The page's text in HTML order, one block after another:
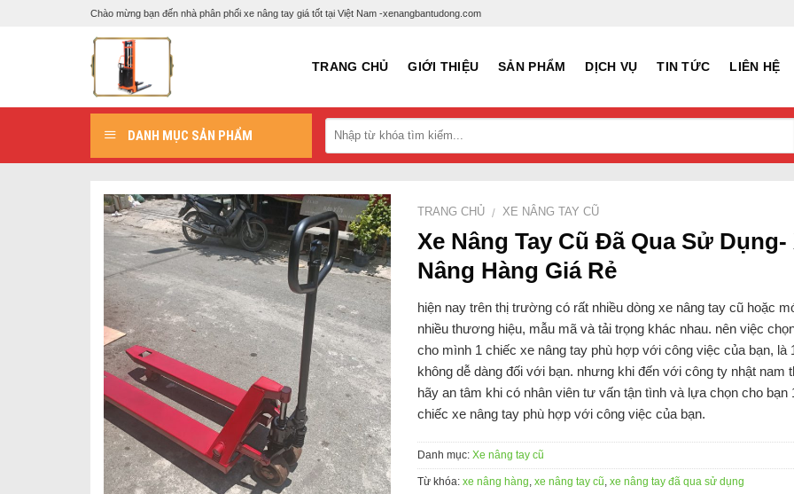
Chào mừng bạn đến nhà phân phối xe nâng tay giá tốt tại Việt Nam -xenangbantudong.com
TRANG CHỦ GIỚI THIỆU SẢN PHẨM DỊCH VỤ TIN TỨC LIÊN HỆ
DANH MỤC SẢN PHẨM
TRANG CHỦ / XE NÂNG TAY CŨ
Xe Nâng Tay Cũ Đã Qua Sử Dụng-
Nâng Hàng Giá Rẻ
hiện nay trên thị trường có rất nhiều dòng xe nâng tay cũ hoặc
nhiều thương hiệu, mẫu mã và tải trọng khác nhau. nên việc
cho mình 1 chiếc xe nâng tay phù hợp với công việc của bạn, là
không dễ dàng đối với bạn. nhưng khi đến với công ty nhật nam
hãy an tâm khi có nhân viên tư vấn tận tình và lựa chọn cho bạn
chiếc xe nâng tay phù hợp với công việc của bạn.
Danh mục: Xe nâng tay cũ
Từ khóa: xe nâng hàng, xe nâng tay cũ, xe nâng tay đã qua sử dụng